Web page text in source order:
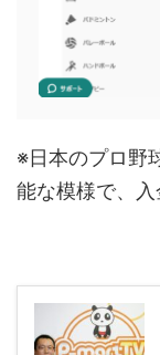
※日本のプロ野
能な模様で、